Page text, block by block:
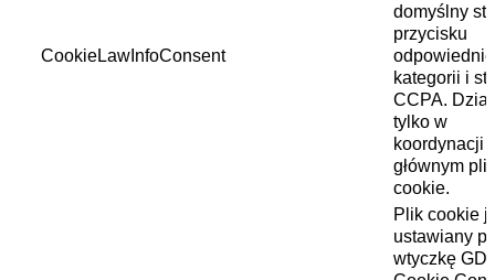
CookieLawInfoConsent
domyślny
przycisku
kategorii i
CCPA.
tylko w
koordynacji
głównym
cookie.
Plik cookie
ustawiany
wtyczkę